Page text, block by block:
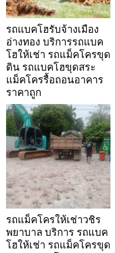
รถแบคโฮรับจ้างเมือง
อ่างทอง บริการรถแบค
โฮให้เช่า รถแม็คโครขุด
ดิน รถแบคโฮขุดสระ
แม็คโครรื้อถอนอาคาร
ราคาถูก
รถแม็คโครให้เช่าวชิร
พยาบาล บริการ รถแบค
โฮให้เช่า รถแม็คโครขุด